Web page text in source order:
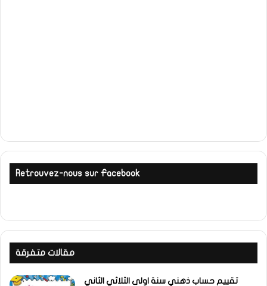
Retrouvez-nous sur Facebook
مقالات متفرقة
تقييم حساب ذهني سنة اولى الثلاثي الثاني